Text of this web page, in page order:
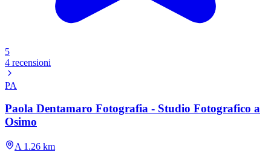
5
4 recensioni
PA
Paola Dentamaro Fotografia - Studio Fotografico a
Osimo
A 1.26 km